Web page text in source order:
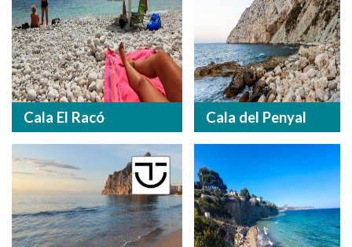
Cala El Racó Cala del Penyal